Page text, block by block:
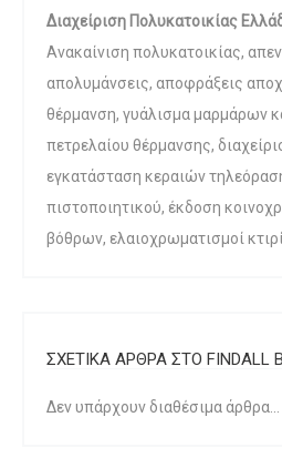
Διαχείριση Πολυκατοικίας
Ανακαίνιση πολυκατοικίας,
απολυμάνσεις, αποφράξεις
θέρμανση, γυάλισμα μαρμάρων
πετρελαίου θέρμανσης,
εγκατάσταση κεραιών
πιστοποιητικού, έκδοση
βόθρων, ελαιοχρωματισμοί
ΣΧΕΤΙΚΑ ΑΡΘΡΑ ΣΤΟ FINDALL
Δεν υπάρχουν διαθέσιμα άρθρα...